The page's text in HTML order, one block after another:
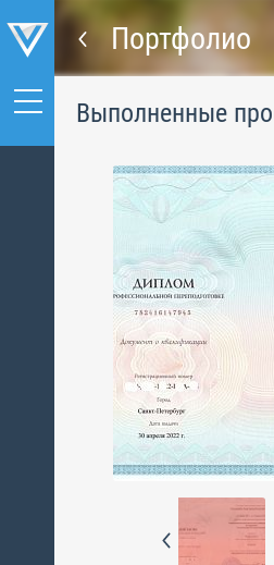
Портфолио
Выполненные